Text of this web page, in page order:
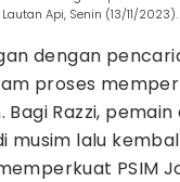
Api, Senin (13/11/2023).
dengan
proses
Razzi, pemain
musim lalu
PSIM